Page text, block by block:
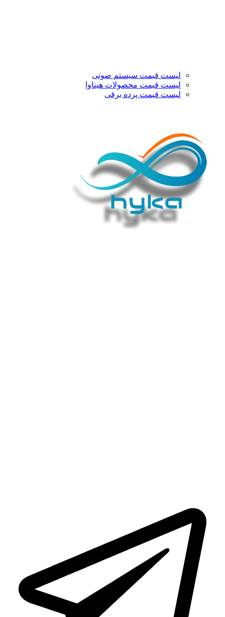
لیست قیمت سیستم صوتی
لیست قیمت محصولات هیناوا
لیست قیمت پرده برقی